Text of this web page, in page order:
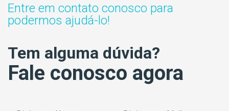
Entre em contato conosco para
podermos ajudá-lo!
Tem alguma dúvida?
Fale conosco agora